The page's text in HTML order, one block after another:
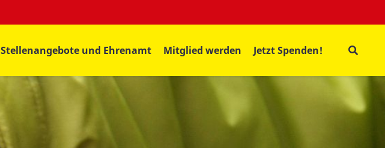
Stellenangebote und Ehrenamt Mitglied werden Jetzt Spenden!